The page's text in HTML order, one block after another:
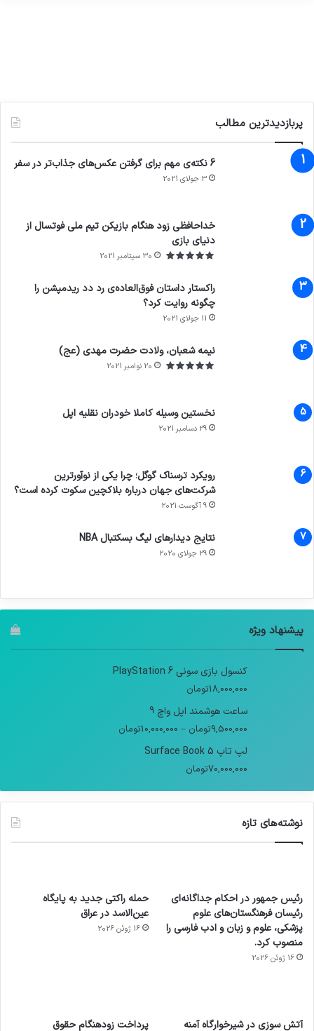
پربازدیدترین مطالب
6 نکته‌ی مهم برای گرفتن عکس‌های جذاب‌تر در سفر
3 جولای 2021
خداحافظی زود هنگام بازیکن تیم ملی فوتسال از
دنیای بازی
30 سپتامبر 2021
راکستار داستان فوق‌العاده‌ی رد دد ریدمپشن را
چگونه روایت کرد؟
11 جولای 2021
نیمه شعبان، ولادت حضرت مهدی (عج)
20 نوامبر 2021
نخستین وسیله کاملا خودران نقلیه اپل
29 دسامبر 2021
رویکرد ترسناک گوگل؛ چرا یکی از نوآورترین
شرکت‌های جهان درباره بلاکچین سکوت کرده است؟
9 آگوست 2021
نتایج دیدار‌های لیگ بسکتبال NBA
29 جولای 2020
پیشنهاد ویژه
کنسول بازی سونی PlayStation 6
18,000,000تومان
ساعت هوشمند اپل واچ 9
9,500,000تومان –
10,000,000تومان
لپ تاپ Surface Book 5
70,000,000تومان
نوشته‌های تازه
رئیس جمهور در احکام جداگانه‌ای
رئیسان فرهنگستان‌های علوم
پزشکی، علوم و زبان و ادب فارسی را
منصوب کرد.
16 ژوئن 2026
حمله راکتی جدید به پایگاه
عین‌الاسد در عراق
16 ژوئن 2026
آتش سوزی در شیرخوارگاه آمنه
پرداخت زودهنگام حقوق
برای
مجازی
با طعم
های